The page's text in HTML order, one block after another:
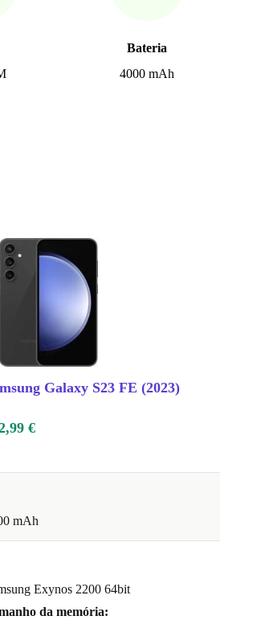
Bateria
4000 mAh
Galaxy S23 FE (2023)
€
mAh
Exynos 2200 64bit
da memória: